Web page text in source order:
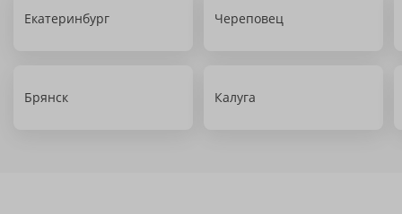
Екатеринбург Череповец
Брянск Калуга